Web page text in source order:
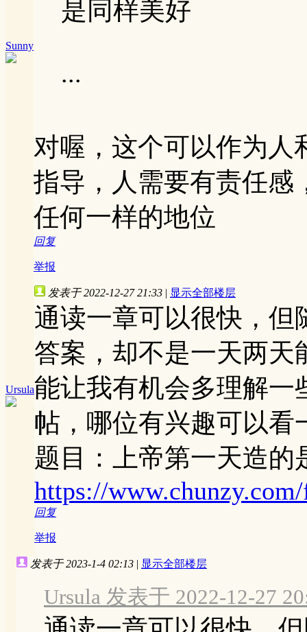
Sunny
是同样美好
...
对喔，这个可以作为人
指导，人需要有责任感
任何一样的地位
回复
举报
Ursula
发表于 2022-12-27 21:33 | 显示全部楼层
通读一章可以很快，但
答案，却不是一天两天
能让我有机会多理解一
帖，哪位有兴趣可以看
题目：上帝第一天造的
https://
回复
举报
发表于 2023-1-4 02:13 | 显示全部楼层
Ursula 发表于 2022-12-27